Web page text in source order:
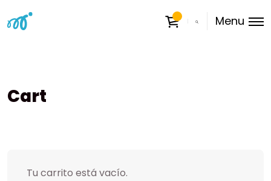
Menu
Cart
Tu carrito está vacío.